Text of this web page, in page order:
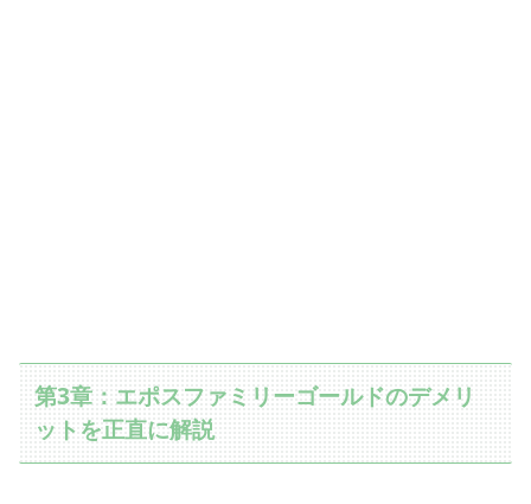
第3章：エポスファミリーゴールドのデメリ
ットを正直に解説